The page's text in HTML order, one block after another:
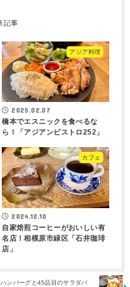
アジア料理
2025.02.07
橋本でエスニックを食べるな
ら！「アジアンビストロ252」
カフェ
2024.12.10
自家焙煎コーヒーがおいしい有
名店！相模原市緑区「石井珈琲
店」
ハンバーグと45品目のサラダバ